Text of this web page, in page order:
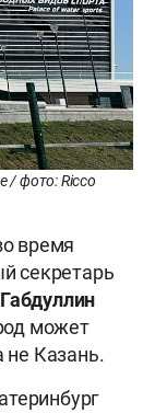
/ фото: Ricco
время
секретарь
может
не Казань.